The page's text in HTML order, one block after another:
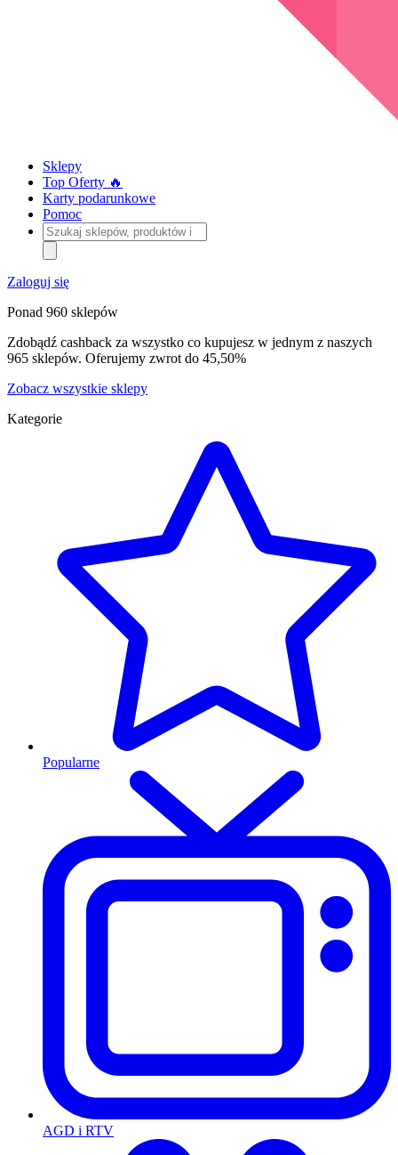
Sklepy
Top Oferty 🔥
Karty podarunkowe
Pomoc
Szukaj
sklepów,
produktów
i
kategorii
Zaloguj się
Ponad 960 sklepów
Zdobądź cashback za wszystko co kupujesz w jednym z naszych
965 sklepów. Oferujemy zwrot do 45,50%
Zobacz wszystkie sklepy
Kategorie
Popularne
AGD i RTV